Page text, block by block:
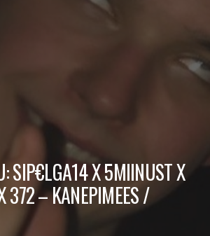
SIP€LGA14 X 5MIINUST X
372 – KANEPIMEES /